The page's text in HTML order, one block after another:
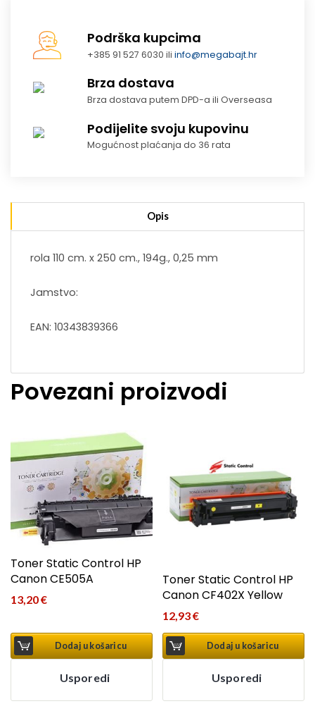
Podrška kupcima
+385 91 527 6030 iliinfo@megabajt.hr
Brza dostava
Brza dostava putem DPD-a ili Overseasa
Podijelite svoju kupovinu
Mogućnost plaćanja do 36 rata
Opis
rola 110 cm. x 250 cm., 194g., 0,25 mm
Jamstvo:
EAN: 10343839366
Povezani proizvodi
Toner Static Control HP
Canon CE505A
13,20€
Dodaj u košaricu
Usporedi
Toner Static Control HP
Canon CF402X Yellow
12,93€
Dodaj u košaricu
Usporedi